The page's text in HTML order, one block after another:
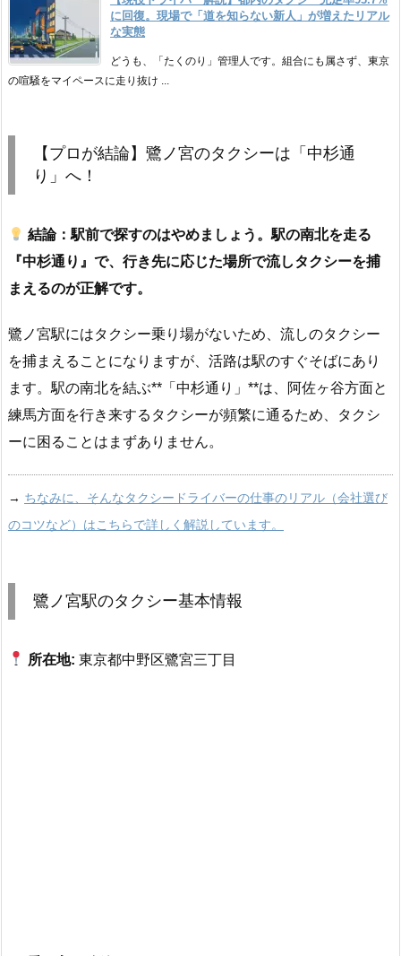
に回復。現場で「道を知らない新人」が増えたリアル
な実態
どうも、「たくのり」管理人です。組合にも属さず、東京
の喧騒をマイペースに走り抜け ...
【プロが結論】鷺ノ宮のタクシーは「中杉通
り」へ！
結論：駅前で探すのはやめましょう。駅の南北を走る
『中杉通り』で、行き先に応じた場所で流しタクシーを捕
まえるのが正解です。
鷺ノ宮駅にはタクシー乗り場がないため、流しのタクシー
を捕まえることになりますが、活路は駅のすぐそばにあり
ます。駅の南北を結ぶ**「中杉通り」**は、阿佐ヶ谷方面と
練馬方面を行き来するタクシーが頻繁に通るため、タクシ
ーに困ることはまずありません。
→ ちなみに、そんなタクシードライバーの仕事のリアル（会社選び
のコツなど）はこちらで詳しく解説しています。
鷺ノ宮駅のタクシー基本情報
所在地: 東京都中野区鷺宮三丁目